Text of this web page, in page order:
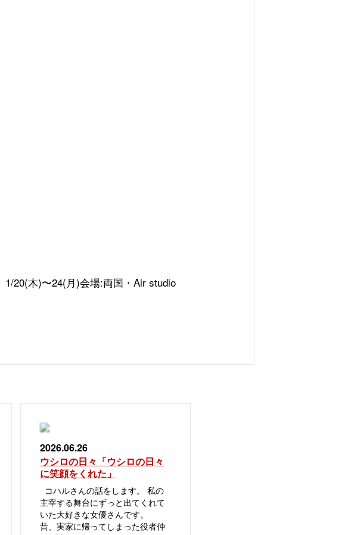
1/20(木)〜24(月)会場:両国・ Air studio
2026.06.26
ウシロの日々「ウシロの日々
に笑顔をくれた」
コハルさんの話をします。 私の
主宰する舞台にずっと出てくれて
いた大好きな女優さんです。
昔、実家に帰ってしまった役者仲